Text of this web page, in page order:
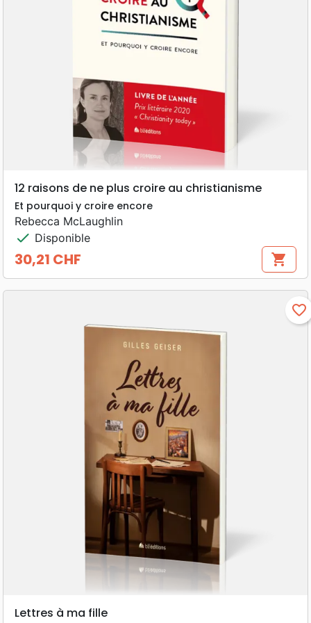
12 raisons de ne plus croire au christianisme
Et pourquoi y croire encore
Rebecca McLaughlin
check Disponible
Prix
30,21 CHF shopping_cart
favorite_border
Lettres à ma fille